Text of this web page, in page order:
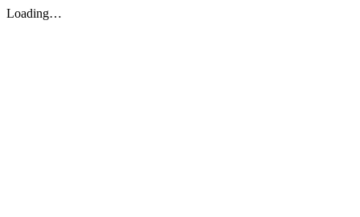
Loading…